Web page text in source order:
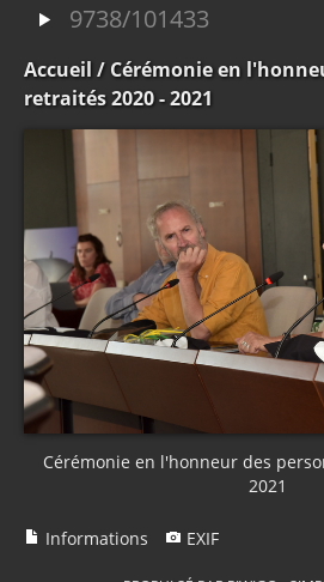
9738/101433
Accueil / Cérémonie en
retraités 2020 - 2021
Cérémonie en l'honneur des
2021
Informations EXIF